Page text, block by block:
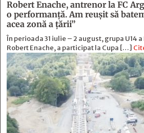
Robert Enache, antrenor la FC
o performanţă. Am reuşit să
acea zonă a ţării”
În perioada 31 iulie – 2 august, grupa U14
Robert Enache, a participat la Cupa […]